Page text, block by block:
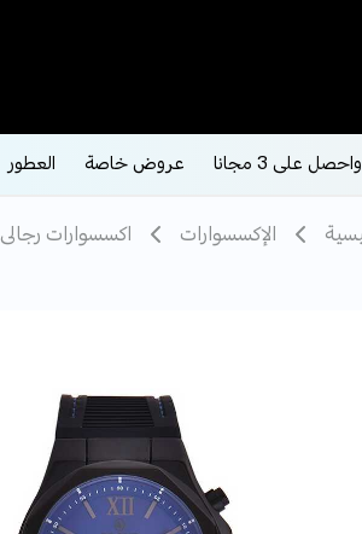
عروض خاصة العطور
الإكسسوارات اكسسوارات رجالى